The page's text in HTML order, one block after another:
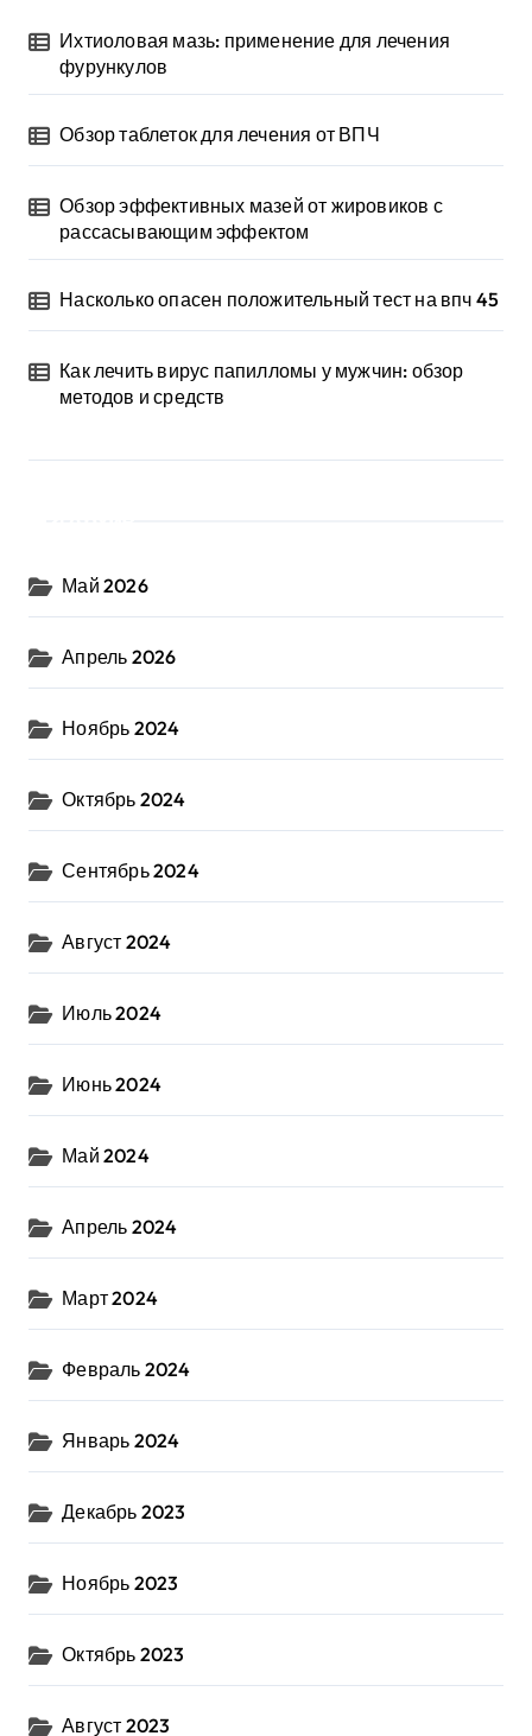
Ихтиоловая мазь: применение для лечения
фурункулов
Обзор таблеток для лечения от ВПЧ
Обзор эффективных мазей от жировиков с
рассасывающим эффектом
Насколько опасен положительный тест на впч 45
Как лечить вирус папилломы у мужчин: обзор
методов и средств
Май 2026
Апрель 2026
Ноябрь 2024
Октябрь 2024
Сентябрь 2024
Август 2024
Июль 2024
Июнь 2024
Май 2024
Апрель 2024
Март 2024
Февраль 2024
Январь 2024
Декабрь 2023
Ноябрь 2023
Октябрь 2023
Август 2023